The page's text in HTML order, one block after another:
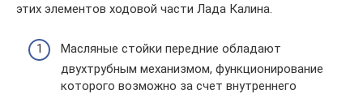
этих элементов ходовой части Лада Калина.
Масляные стойки передние обладают
двухтрубным механизмом, функционирование
которого возможно за счет внутреннего